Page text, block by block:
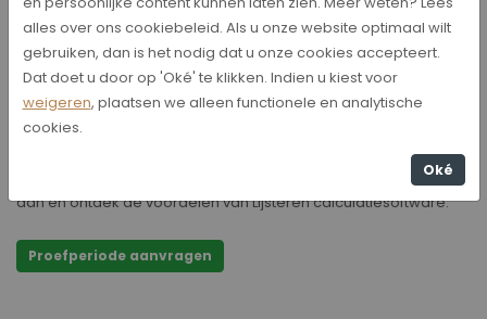
alles over ons cookiebeleid. Als u onze website optimaal wilt
gebruiken, dan is het nodig dat u onze cookies accepteert.
Dat doet u door op 'Oké' te klikken. Indien u kiest voor
weigeren, plaatsen we alleen functionele en analytische
cookies.
Oké
systeem
Met onze calculatiesoftware was het berekenen van
verkoopprijzen nog nooit zo eenvoudig. Wij zijn een
onafhankelijk systeem waar u de prijzen van passe-partouts,
wissellijsten, ophangsystemen en natuurlijk complete
schilderijlijsten in kunt berekenen. Bent u nog niet bekend met
ons systeem? Vraag een gratis proefperiode van 3 maanden
aan en ontdek de voordelen van Lijsteren calculatiesoftware.
Proefperiode aanvragen